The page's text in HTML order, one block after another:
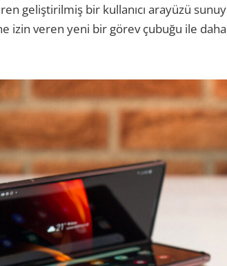
geliştirilmiş bir kullanıcı arayüzü
izin veren yeni bir görev çubuğu ile